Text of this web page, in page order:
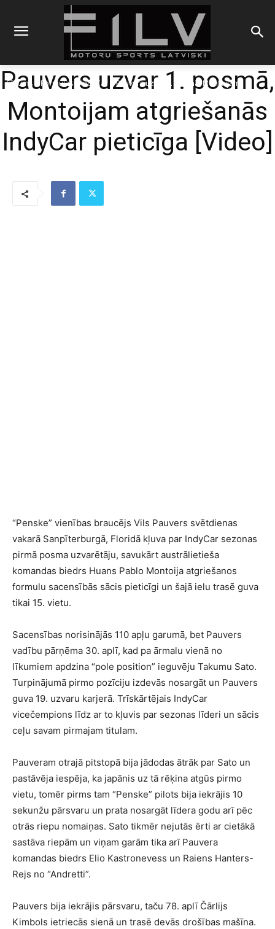
Sākums Formulas IndyCar
Pauvers uzvar 1. posmā, Montoijam
Pauvers uzvar 1. posmā,
Montoijam atgriešanās
IndyCar pieticīga [Video]
“Penske” vienības braucējs Vils Pauvers svētdienas
vakarā Sanpīterburgā, Floridā kļuva par IndyCar sezonas
pirmā posma uzvarētāju, savukārt austrālietieša
komandas biedrs Huans Pablo Montoija atgriešanos
formulu sacensībās sācis pieticīgi un šajā ielu trasē guva
tikai 15. vietu.
Sacensības norisinājās 110 apļu garumā, bet Pauvers
vadību pārņēma 30. aplī, kad pa ārmalu vienā no
līkumiem apdzina “pole position” ieguvēju Takumu Sato.
Turpinājumā pirmo pozīciju izdevās nosargāt un Pauvers
guva 19. uzvaru karjerā. Trīskārtējais IndyCar
vicečempions līdz ar to kļuvis par sezonas līderi un sācis
ceļu savam pirmajam titulam.
Pauveram otrajā pitstopā bija jādodas ātrāk par Sato un
pastāvēja iespēja, ka japānis uz tā rēķina atgūs pirmo
vietu, tomēr pirms tam “Penske” pilots bija iekrājis 10
sekunžu pārsvaru un prata nosargāt līdera godu arī pēc
otrās riepu nomaiņas. Sato tikmēr nejutās ērti ar cietākā
sastāva riepām un viņam garām tika arī Pauvera
komandas biedrs Elio Kastronevess un Raiens Hanters-
Rejs no “Andretti”.
Pauvers bija iekrājis pārsvaru, taču 78. aplī Čārlijs
Kimbols ietriecās sienā un trasē devās drošības mašīna.